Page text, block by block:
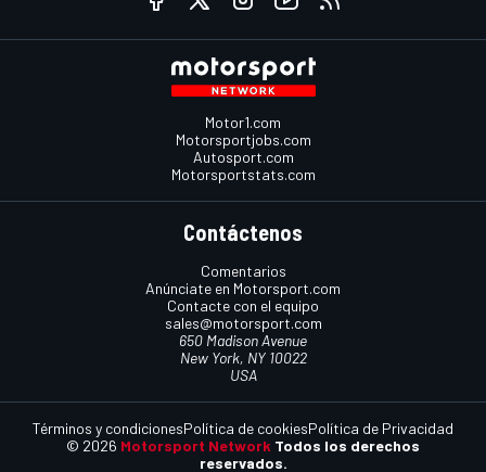
Motor1.com
Motorsportjobs.com
Autosport.com
Motorsportstats.com
Contáctenos
Comentarios
Anúnciate en Motorsport.com
Contacte con el equipo
sales@motorsport.com
650 Madison Avenue
New York, NY 10022
USA
© 2026 Motorsport Network Todos los derechos
reservados.
Términos y condicionesPolítica de cookiesPolítica de Privacidad